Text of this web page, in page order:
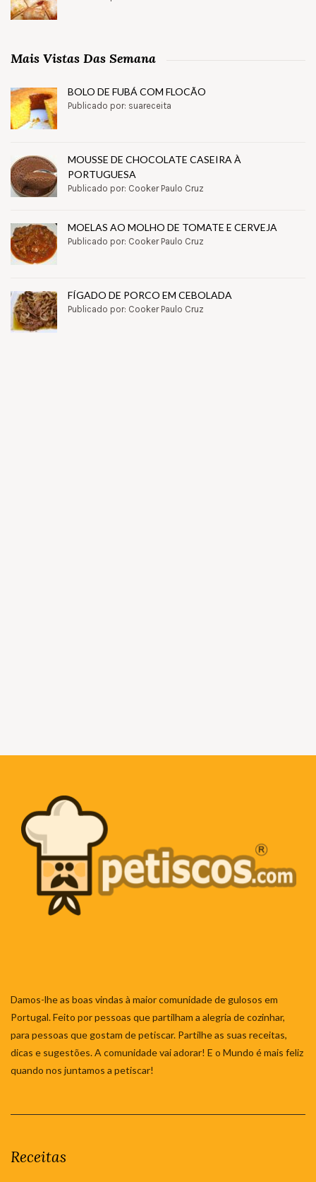
Mais Vistas Das Semana
BOLO DE FUBÁ COM FLOCÃO
Publicado por: suareceita
MOUSSE DE CHOCOLATE CASEIRA À
PORTUGUESA
Publicado por: Cooker Paulo Cruz
MOELAS AO MOLHO DE TOMATE E CERVEJA
Publicado por: Cooker Paulo Cruz
FÍGADO DE PORCO EM CEBOLADA
Publicado por: Cooker Paulo Cruz
Damos-lhe as boas vindas à maior comunidade de gulosos em
Portugal. Feito por pessoas que partilham a alegria de cozinhar,
para pessoas que gostam de petiscar. Partilhe as suas receitas,
dicas e sugestões. A comunidade vai adorar! E o Mundo é mais feliz
quando nos juntamos a petiscar!
Receitas